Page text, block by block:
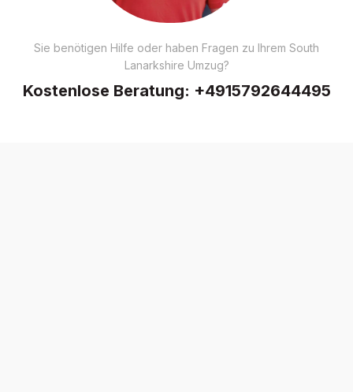
Sie benötigen Hilfe oder haben Fragen zu Ihrem South
Lanarkshire Umzug?
Kostenlose Beratung: +4915792644495